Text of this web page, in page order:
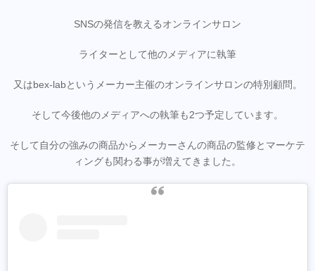
SNSの発信を教えるオンラインサロン
ライターとして他のメディアに執筆
又はbex-labというメーカー主催のオンラインサロンの特別顧問。
そして今後他のメディアへの執筆も2つ予定しています。
そして自分の強みの商品からメーカーさんの商品の監修とマーケテ
ィングも関わる事が増えてきました。